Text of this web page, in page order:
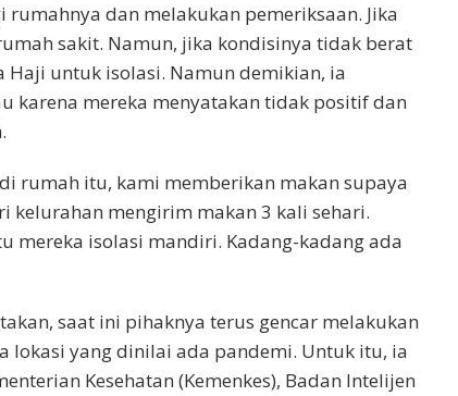
dan melakukan pemeriksaan. Jika
sakit. Namun, jika kondisinya tidak berat
untuk isolasi. Namun demikian, ia
karena mereka menyatakan tidak positif dan
rumah itu, kami memberikan makan supaya
kelurahan mengirim makan 3 kali sehari.
mereka isolasi mandiri. Kadang-kadang ada
saat ini pihaknya terus gencar melakukan
lokasi yang dinilai ada pandemi. Untuk itu, ia
Kesehatan (Kemenkes), Badan Intelijen